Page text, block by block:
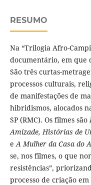
RESUMO
Na “Trilogia Afro-
documentário, em que
São três curtas-
processos culturais,
de manifestações de
hibridismos, alocados
SP (RMC). Os filmes são
Amizade, Histórias de
e A Mulher da Casa do
se, nos filmes, o que
resistências”,
processo de criação